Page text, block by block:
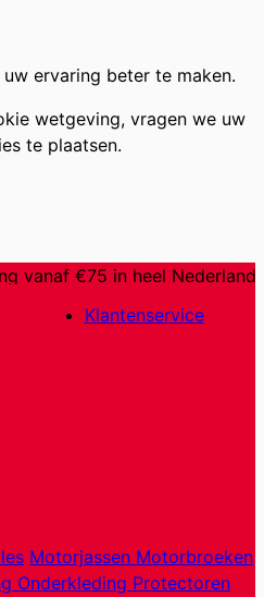
ervaring beter te maken.
wetgeving, vragen we uw
te plaatsen.
vanaf €75 in heel Nederland
Klantenservice
Motorjassen Motorbroeken
Onderkleding Protectoren